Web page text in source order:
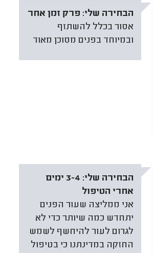
הבחירה שלי: פרק זמן אחר
אסור בכלל להשתזף
ובמיוחד בפנים מסוכן מאוד
הבחירה שלי:
3-4 ימים
אחרי הטיפול
אני ממליצה שעור הפנים
יתחדש כמה שיותר כדי לא
לגרום לעור להיחשף לשמש
החזקה במדינתנו כי בטיפול